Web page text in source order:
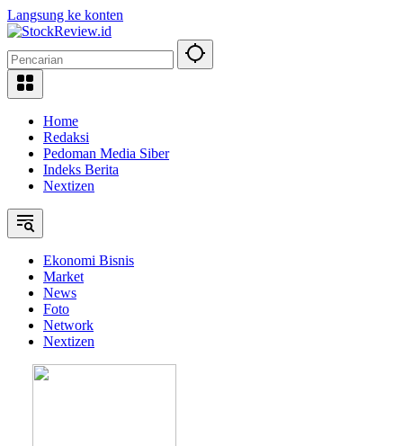
Langsung ke konten
Home
Redaksi
Pedoman Media Siber
Indeks Berita
Nextizen
Ekonomi Bisnis
Market
News
Foto
Network
Nextizen